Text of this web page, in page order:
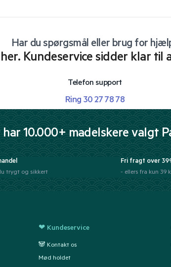
Har du spørgsmål eller brug for
Kundeservice sidder klar til
Telefon support
Ring 30 27 78 78
10.000+ madelskere valgt
trygt og sikkert
Fri fragt over
- ellers fra kun 39
❤ Kundeservice
🐼 Kontakt os
Mød holdet